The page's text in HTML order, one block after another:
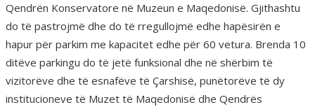
Qendrën Konservatore në Muzeun e Maqedonisë. Gjithashtu
do të pastrojmë dhe do të rregullojmë edhe hapësirën e
hapur për parkim me kapacitet edhe për 60 vetura. Brenda 10
ditëve parkingu do të jetë funksional dhe në shërbim të
vizitorëve dhe të esnafëve të Çarshisë, punëtorëve të dy
institucioneve të Muzet të Maqedonisë dhe Qendrës